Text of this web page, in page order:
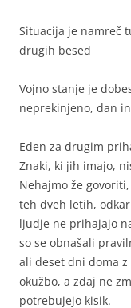
Situacija je namreč
drugih besed
Vojno stanje je
neprekinjeno, dan
Eden za drugim
Znaki, ki jih imajo,
Nehajmo že
teh dveh letih,
ljudje ne prihajajo
so se obnašali
ali deset dni doma
okužbo, a zdaj ne
potrebujejo kisik.